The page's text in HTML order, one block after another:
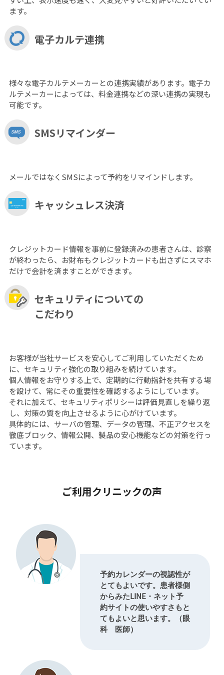
ます。
電子カルテ連携
様々な電子カルテメーカーとの連携実績があります。電子カ
ルテメーカーによっては、料金連携などの深い連携の実現も
可能です。
SMSリマインダー
メールではなくSMSによって予約をリマインドします。
キャッシュレス決済
クレジットカード情報を事前に登録済みの患者さんは、診察
が終わったら、お財布もクレジットカードも出さずにスマホ
だけで会計を済ますことができます。
セキュリティについての
こだわり
お客様が当社サービスを安心してご利用していただくため
に、セキュリティ強化の取り組みを続けています。
個人情報をお守りする上で、定期的に行動指針を共有する場
を設けて、常にその重要性を確認するようにしています。
それに加えて、セキュリティポリシーは評価見直しを繰り返
し、対策の質を向上させるように心がけています。
具体的には、サーバの管理、データの管理、不正アクセスを
徹底ブロック、情報公開、製品の安心機能などの対策を行っ
ています。
ご利用クリニックの声
予約カレンダーの視認性が
とてもよいです。患者様側
からみたLINE・ネット予
約サイトの使いやすさもと
てもよいと思います。（眼
科 医師）